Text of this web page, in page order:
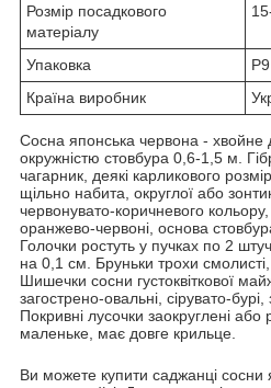
Розмір посадкового
матеріалу
Упаковка
Р9
Країна виробник
Сосна японська червона -
окружністю стовбура 0,6-1,5 м.
чагарник, деякі карликового
щільно набита, округлої або
червонувато-коричневого
оранжево-червоні, основа
Голочки ростуть у пучках по 2
на 0,1 см. Бруньки трохи
Шишечки сосни густоквіткової
загострено-овальні, сірувато-
Покривні лусочки заокруглені або
маленьке, має довге крильце.
Ви можете купити саджанці сосни